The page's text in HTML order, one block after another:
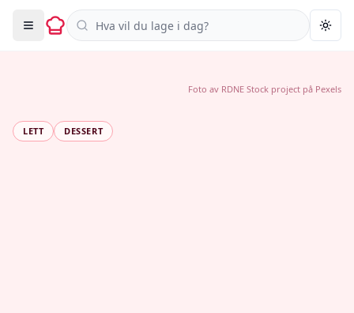
Søk i oppskrifter
LETT DESSERT
Foto av RDNE Stock project på Pexels